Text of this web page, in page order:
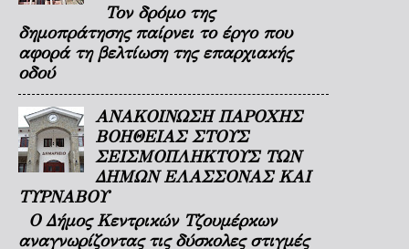
Τον δρόμο της
δημοπράτησης παίρνει το έργο που
αφορά τη βελτίωση της επαρχιακής
οδού
ΑΝΑΚΟΙΝΩΣΗ ΠΑΡΟΧΗΣ
ΒΟΗΘΕΙΑΣ ΣΤΟΥΣ
ΣΕΙΣΜΟΠΛΗΚΤΟΥΣ ΤΩΝ
ΔΗΜΩΝ ΕΛΑΣΣΟΝΑΣ ΚΑΙ
ΤΥΡΝΑΒΟΥ
Ο Δήμος Κεντρικών Τζουμέρκων
αναγνωρίζοντας τις δύσκολες στιγμές